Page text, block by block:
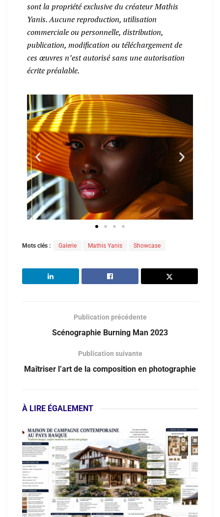
sont la propriété exclusive du créateur Mathis
Yanis. Aucune reproduction, utilisation
commerciale ou personnelle, distribution,
publication, modification ou téléchargement de
ces œuvres n’est autorisé sans une autorisation
écrite préalable.
Mots clés : Galerie Mathis Yanis Showcase
Publication précédente
Scénographie Burning Man 2023
Publication suivante
Maîtriser l’art de la composition en photographie
À LIRE ÉGALEMENT